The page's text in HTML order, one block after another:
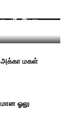
வீடியோ
அக்கா மகள்
ஓலு